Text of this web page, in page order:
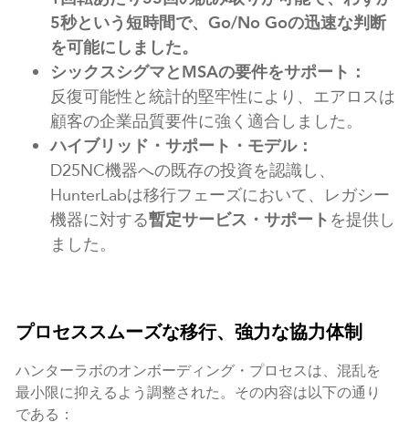
5秒という短時間で、Go/No Goの迅速な判断
を可能にしました。
シックスシグマとMSAの要件をサポート：
反復可能性と統計的堅牢性により、エアロスは
顧客の企業品質要件に強く適合しました。
ハイブリッド・サポート・モデル：
D25NC機器への既存の投資を認識し、
HunterLabは移行フェーズにおいて、レガシー
機器に対する暫定サービス・サポート を提供し
ました。
プロセススムーズな移行、強力な協力体制
ハンターラボのオンボーディング・プロセスは、混乱を
最小限に抑えるよう調整された。その内容は以下の通り
である：